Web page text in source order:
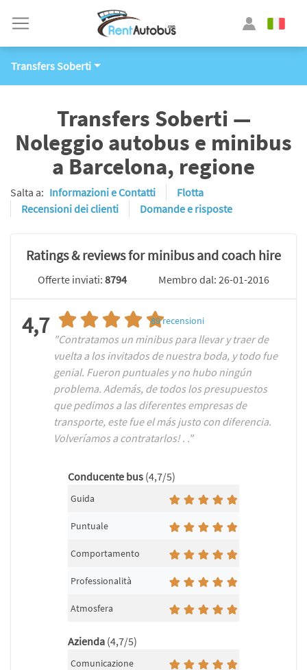
Transfers Soberti
Transfers Soberti —
Noleggio autobus e minibus
a Barcelona, regione
Salta a: Informazioni e Contatti
Flotta
Recensioni dei clienti
Domande e risposte
Ratings & reviews for minibus and coach hire
Offerte inviati: 8794 Membro dal: 26-01-2016
4,7 89recensioni
"Contratamos un minibus para llevar y traer de
vuelta a los invitados de nuestra boda, y todo fue
genial. Fueron puntuales y no hubo ningún
problema. Además, de todos los presupuestos
que pedimos a las diferentes empresas de
transporte, este fue el más justo con diferencia.
Volveríamos a contratarlos! . ."
Conducente bus (4,7/5)
Guida
Puntuale
Comportamento
Professionalità
Atmosfera
Azienda (4,7/5)
Comunicazione